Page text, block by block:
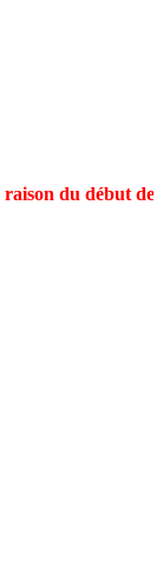
du début